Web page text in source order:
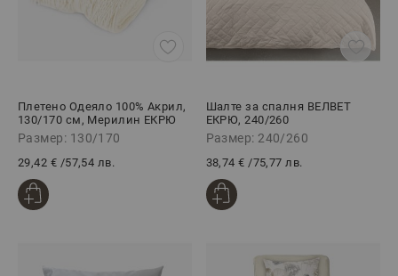
Плетено Одеяло 100% Акрил,
130/170 см, Мерилин ЕКРЮ
Размер: 130/170
29,42 € /57,54 лв.
Шалте за спалня ВЕЛВЕТ
ЕКРЮ, 240/260
Размер: 240/260
38,74 € /75,77 лв.